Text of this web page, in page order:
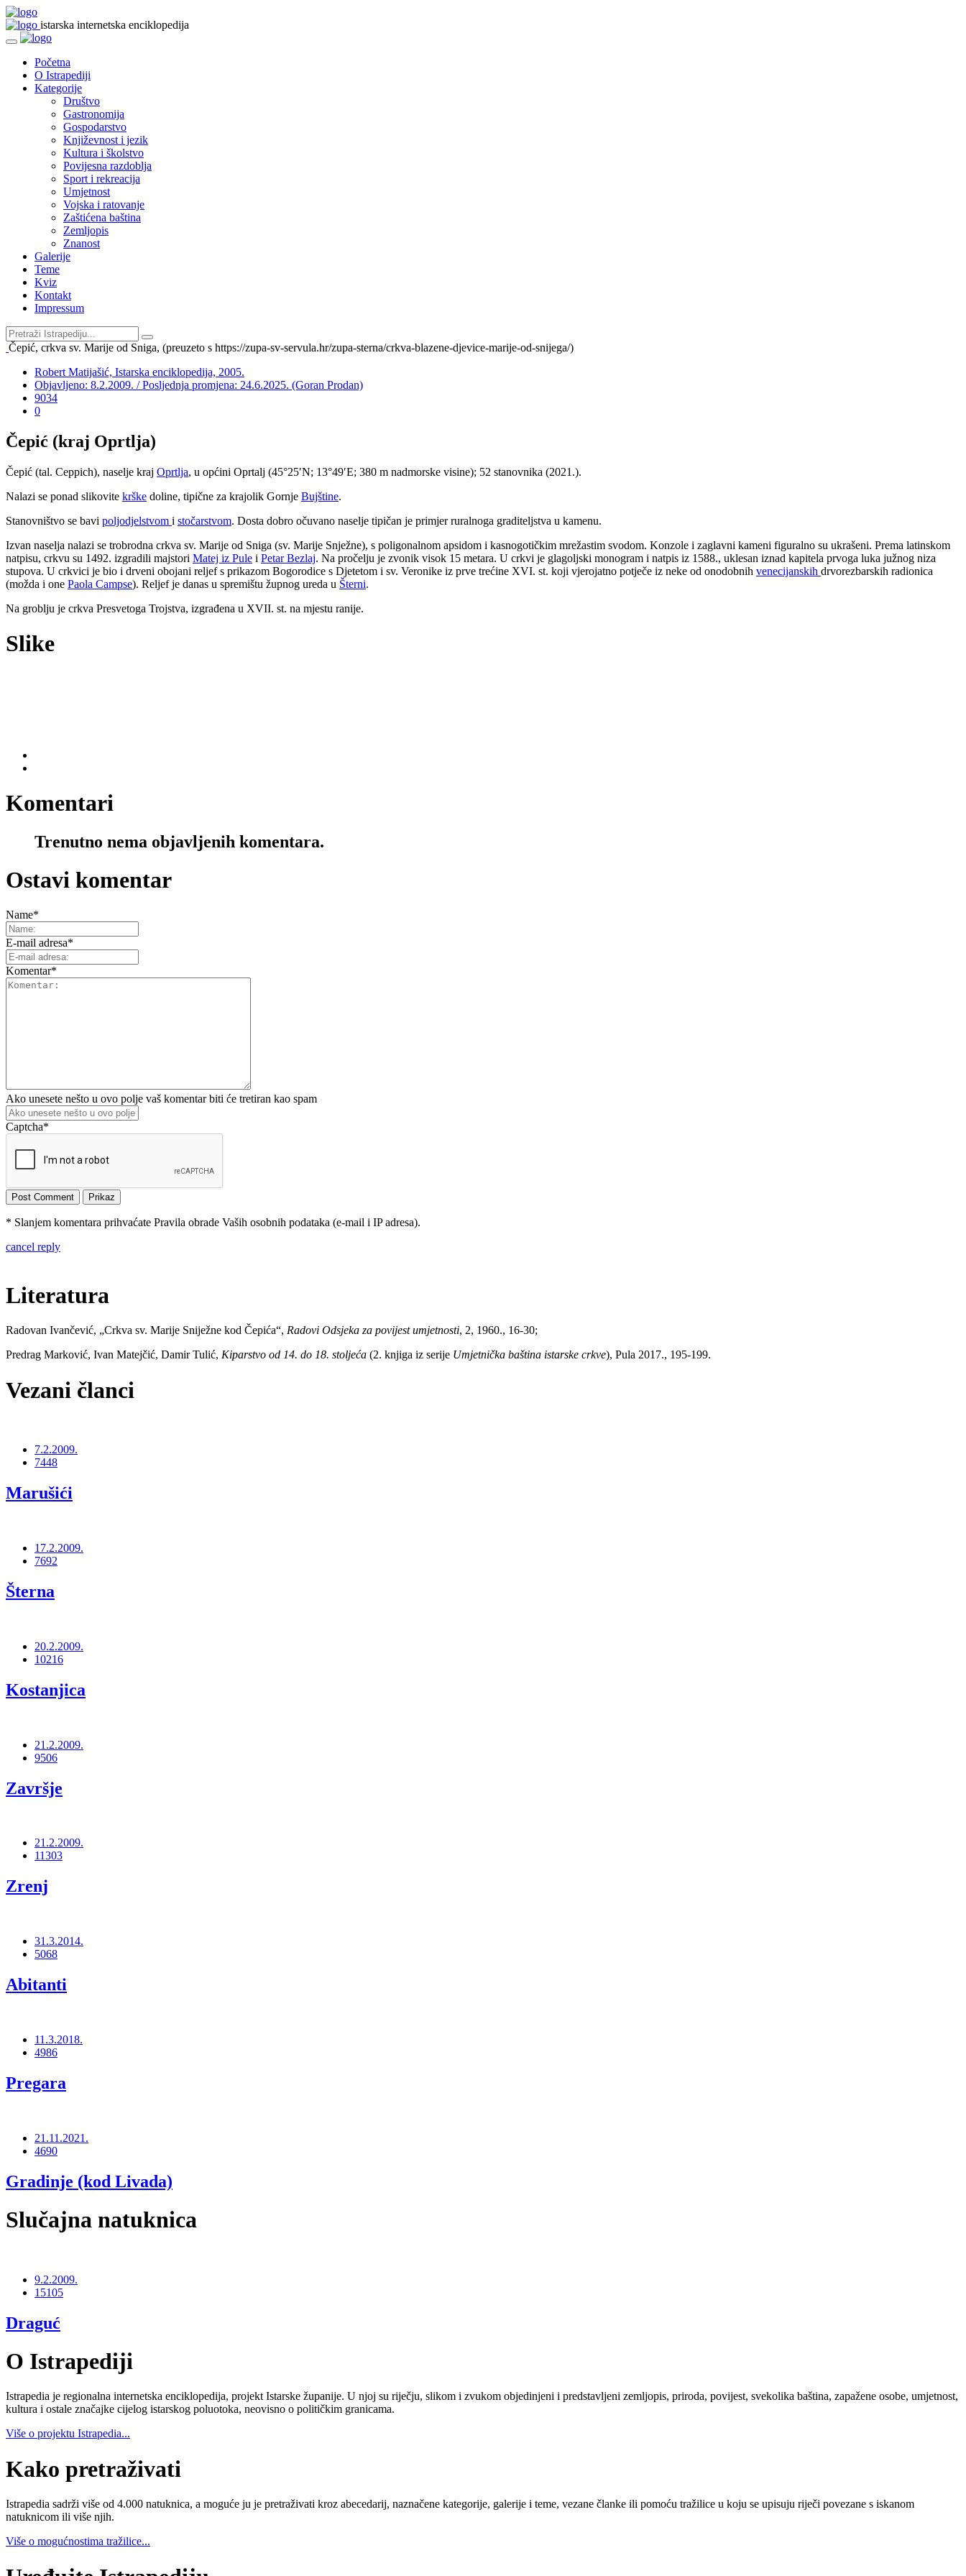
istarska internetska enciklopedija
Početna
O Istrapediji
Kategorije
Društvo
Gastronomija
Gospodarstvo
Književnost i jezik
Kultura i školstvo
Povijesna razdoblja
Sport i rekreacija
Umjetnost
Vojska i ratovanje
Zaštićena baština
Zemljopis
Znanost
Galerije
Teme
Kviz
Kontakt
Impressum
Čepić, crkva sv. Marije od Sniga, (preuzeto s https://zupa-sv-servula.hr/zupa-sterna/crkva-blazene-djevice-marije-od-snijega/)
Robert Matijašić, Istarska enciklopedija, 2005.
Objavljeno: 8.2.2009. / Posljednja promjena: 24.6.2025. (Goran Prodan)
9034
0
Čepić (kraj Oprtlja)
Čepić (tal. Ceppich), naselje kraj Oprtlja, u općini Oprtalj (45°25′N; 13°49′E; 380 m nadmorske visine); 52 stanovnika (2021.).
Nalazi se ponad slikovite krške doline, tipične za krajolik Gornje Bujštine.
Stanovništvo se bavi poljodjelstvom i stočarstvom. Dosta dobro očuvano naselje tipičan je primjer ruralnoga graditeljstva u kamenu.
Izvan naselja nalazi se trobrodna crkva sv. Marije od Sniga (sv. Marije Snježne), s poligonalnom apsidom i kasnogotičkim mrežastim svodom. Konzole i zaglavni kameni figuralno su ukrašeni. Prema latinskom
natpisu, crkvu su 1492. izgradili majstori Matej iz Pule i Petar Bezlaj. Na pročelju je zvonik visok 15 metara. U crkvi je glagoljski monogram i natpis iz 1588., uklesan iznad kapitela prvoga luka južnog niza
stupova. U crkvici je bio i drveni obojani reljef s prikazom Bogorodice s Djetetom i sv. Veronike iz prve trećine XVI. st. koji vjerojatno potječe iz neke od onodobnih venecijanskih drvorezbarskih radionica
(možda i one Paola Campse). Reljef je danas u spremištu župnog ureda u Šterni.
Na groblju je crkva Presvetoga Trojstva, izgrađena u XVII. st. na mjestu ranije.
Slike
Komentari
Trenutno nema objavljenih komentara.
Ostavi komentar
Name*
E-mail adresa*
Komentar*
Ako unesete nešto u ovo polje vaš komentar biti će tretiran kao spam
Captcha*
* Slanjem komentara prihvaćate Pravila obrade Vaših osobnih podataka (e-mail i IP adresa).
cancel reply
Literatura
Radovan Ivančević, „Crkva sv. Marije Sniježne kod Čepića“, Radovi Odsjeka za povijest umjetnosti, 2, 1960., 16-30;
Predrag Marković, Ivan Matejčić, Damir Tulić, Kiparstvo od 14. do 18. stoljeća (2. knjiga iz serije Umjetnička baština istarske crkve), Pula 2017., 195-199.
Vezani članci
7.2.2009.
7448
Marušići
17.2.2009.
7692
Šterna
20.2.2009.
10216
Kostanjica
21.2.2009.
9506
Završje
21.2.2009.
11303
Zrenj
31.3.2014.
5068
Abitanti
11.3.2018.
4986
Pregara
21.11.2021.
4690
Gradinje (kod Livada)
Slučajna natuknica
9.2.2009.
15105
Draguć
O Istrapediji
Istrapedia je regionalna internetska enciklopedija, projekt Istarske županije. U njoj su riječju, slikom i zvukom objedinjeni i predstavljeni zemljopis, priroda, povijest, svekolika baština, zapažene osobe, umjetnost,
kultura i ostale značajke cijelog istarskog poluotoka, neovisno o političkim granicama.
Više o projektu Istrapedia...
Kako pretraživati
Istrapedia sadrži više od 4.000 natuknica, a moguće ju je pretraživati kroz abecedarij, naznačene kategorije, galerije i teme, vezane članke ili pomoću tražilice u koju se upisuju riječi povezane s iskanom
natuknicom ili više njih.
Više o mogućnostima tražilice...